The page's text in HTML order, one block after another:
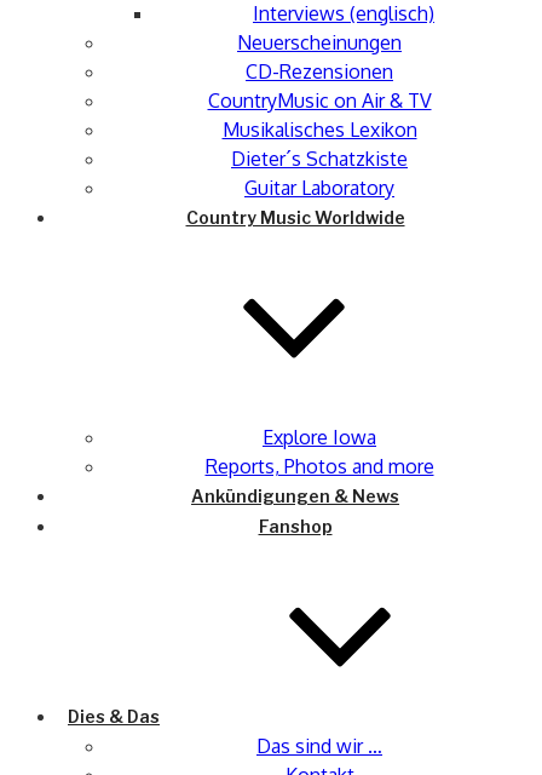
Interviews (englisch)
Neuerscheinungen
CD-Rezensionen
CountryMusic on Air & TV
Musikalisches Lexikon
Dieter´s Schatzkiste
Guitar Laboratory
Country Music Worldwide
Explore Iowa
Reports, Photos and more
Ankündigungen & News
Fanshop
Dies & Das
Das sind wir …